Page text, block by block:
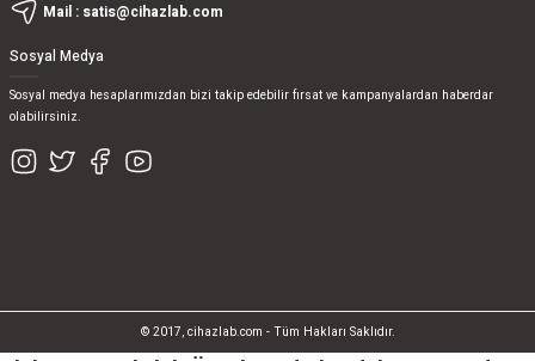
Mail : satis@cihazlab.com
Sosyal Medya
Sosyal medya hesaplarımızdan bizi takip edebilir fırsat ve kampanyalardan haberdar
olabilirsiniz.
© 2017, cihazlab.com - Tüm Hakları Saklıdır.